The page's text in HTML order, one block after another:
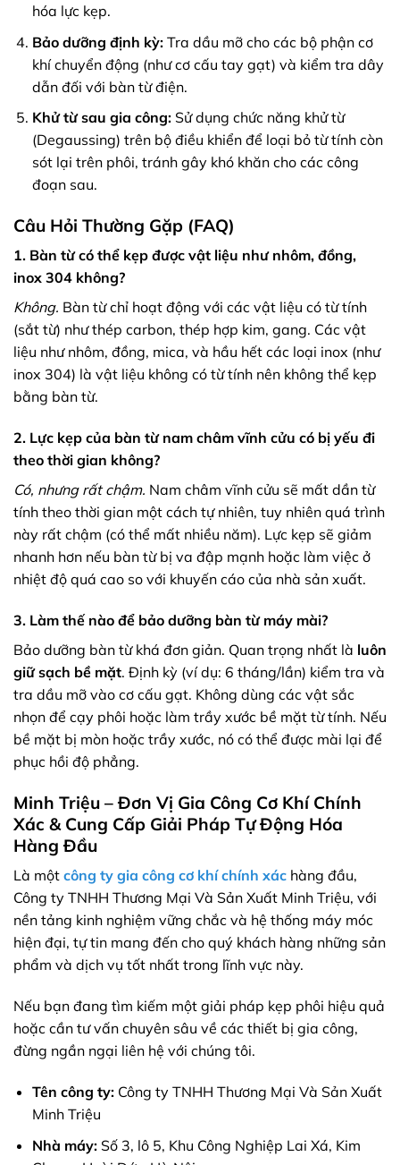
hóa lực kẹp.
Bảo dưỡng định kỳ:Tra dầu mỡ cho các bộ phận cơ
khí chuyển động (như cơ cấu tay gạt) và kiểm tra dây
dẫn đối với bàn từ điện.
Khử từ sau gia công:Sử dụng chức năng khử từ
(Degaussing) trên bộ điều khiển để loại bỏ từ tính còn
sót lại trên phôi, tránh gây khó khăn cho các công
đoạn sau.
Câu Hỏi Thường Gặp (FAQ)
1. Bàn từ có thể kẹp được vật liệu như nhôm, đồng,
inox 304 không?
Không. Bàn từ chỉ hoạt động với các vật liệu có từ tính
(sắt từ) như thép carbon, thép hợp kim, gang. Các vật
liệu như nhôm, đồng, mica, và hầu hết các loại inox (như
inox 304) là vật liệu không có từ tính nên không thể kẹp
bằng bàn từ.
2. Lực kẹp của bàn từ nam châm vĩnh cửu có bị yếu đi
theo thời gian không?
Có, nhưng rất chậm. Nam châm vĩnh cửu sẽ mất dần từ
tính theo thời gian một cách tự nhiên, tuy nhiên quá trình
này rất chậm (có thể mất nhiều năm). Lực kẹp sẽ giảm
nhanh hơn nếu bàn từ bị va đập mạnh hoặc làm việc ở
nhiệt độ quá cao so với khuyến cáo của nhà sản xuất.
3. Làm thế nào để bảo dưỡng bàn từ máy mài?
Bảo dưỡng bàn từ khá đơn giản. Quan trọng nhất là luôn
giữ sạch bề mặt. Định kỳ (ví dụ: 6 tháng/lần) kiểm tra và
tra dầu mỡ vào cơ cấu gạt. Không dùng các vật sắc
nhọn để cạy phôi hoặc làm trầy xước bề mặt từ tính. Nếu
bề mặt bị mòn hoặc trầy xước, nó có thể được mài lại để
phục hồi độ phẳng.
Minh Triệu – Đơn Vị Gia Công Cơ Khí Chính
Xác & Cung Cấp Giải Pháp Tự Động Hóa
Hàng Đầu
Là một công ty gia công cơ khí chính xác hàng đầu,
Công ty TNHH Thương Mại Và Sản Xuất Minh Triệu, với
nền tảng kinh nghiệm vững chắc và hệ thống máy móc
hiện đại, tự tin mang đến cho quý khách hàng những sản
phẩm và dịch vụ tốt nhất trong lĩnh vực này.
Nếu bạn đang tìm kiếm một giải pháp kẹp phôi hiệu quả
hoặc cần tư vấn chuyên sâu về các thiết bị gia công,
đừng ngần ngại liên hệ với chúng tôi.
Tên công ty:Công ty TNHH Thương Mại Và Sản Xuất
Minh Triệu
Nhà máy:Số 3, lô 5, Khu Công Nghiệp Lai Xá, Kim